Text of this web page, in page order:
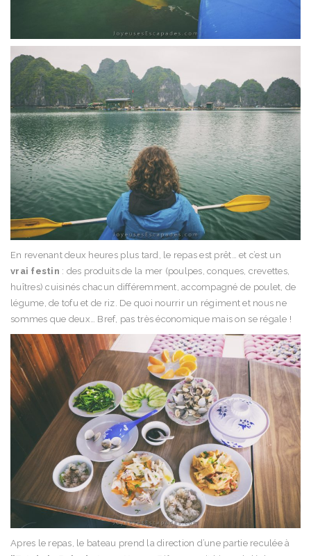
En revenant deux heures plus tard, le repas est prêt… et c’est un
vrai festin : des produits de la mer (poulpes, conques, crevettes,
huîtres) cuisinés chacun différemment, accompagné de poulet, de
légume, de tofu et de riz. De quoi nourrir un régiment et nous ne
sommes que deux… Bref, pas très économique mais on se régale !
Apres le repas, le bateau prend la direction d’une partie reculée à